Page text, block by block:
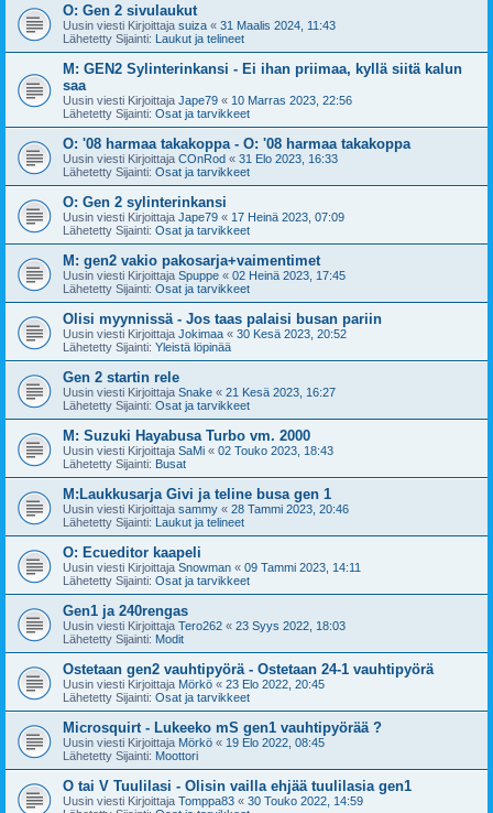
O: Gen 2 sivulaukut
Uusin viesti Kirjoittaja suiza « 31 Maalis 2024, 11:43
Lähetetty Sijainti: Laukut ja telineet
M: GEN2 Sylinterinkansi - Ei ihan priimaa, kyllä siitä kalun
saa
Uusin viesti Kirjoittaja Jape79 « 10 Marras 2023, 22:56
Lähetetty Sijainti: Osat ja tarvikkeet
O: '08 harmaa takakoppa - O: '08 harmaa takakoppa
Uusin viesti Kirjoittaja COnRod « 31 Elo 2023, 16:33
Lähetetty Sijainti: Osat ja tarvikkeet
O: Gen 2 sylinterinkansi
Uusin viesti Kirjoittaja Jape79 « 17 Heinä 2023, 07:09
Lähetetty Sijainti: Osat ja tarvikkeet
M: gen2 vakio pakosarja+vaimentimet
Uusin viesti Kirjoittaja Spuppe « 02 Heinä 2023, 17:45
Lähetetty Sijainti: Osat ja tarvikkeet
Olisi myynnissä - Jos taas palaisi busan pariin
Uusin viesti Kirjoittaja Jokimaa « 30 Kesä 2023, 20:52
Lähetetty Sijainti: Yleistä löpinää
Gen 2 startin rele
Uusin viesti Kirjoittaja Snake « 21 Kesä 2023, 16:27
Lähetetty Sijainti: Osat ja tarvikkeet
M: Suzuki Hayabusa Turbo vm. 2000
Uusin viesti Kirjoittaja SaMi « 02 Touko 2023, 18:43
Lähetetty Sijainti: Busat
M:Laukkusarja Givi ja teline busa gen 1
Uusin viesti Kirjoittaja sammy « 28 Tammi 2023, 20:46
Lähetetty Sijainti: Laukut ja telineet
O: Ecueditor kaapeli
Uusin viesti Kirjoittaja Snowman « 09 Tammi 2023, 14:11
Lähetetty Sijainti: Osat ja tarvikkeet
Gen1 ja 240rengas
Uusin viesti Kirjoittaja Tero262 « 23 Syys 2022, 18:03
Lähetetty Sijainti: Modit
Ostetaan gen2 vauhtipyörä - Ostetaan 24-1 vauhtipyörä
Uusin viesti Kirjoittaja Mörkö « 23 Elo 2022, 20:45
Lähetetty Sijainti: Osat ja tarvikkeet
Microsquirt - Lukeeko mS gen1 vauhtipyörää ?
Uusin viesti Kirjoittaja Mörkö « 19 Elo 2022, 08:45
Lähetetty Sijainti: Moottori
O tai V Tuulilasi - Olisin vailla ehjää tuulilasia gen1
Uusin viesti Kirjoittaja Tomppa83 « 30 Touko 2022, 14:59